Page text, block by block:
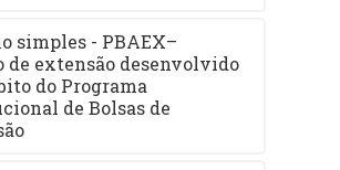
simples - PBAEX–
de extensão desenvolvido
do Programa
de Bolsas de